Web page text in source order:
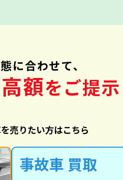
に合わせて、
額をご提示
売りたい方はこちら
事故車 買取